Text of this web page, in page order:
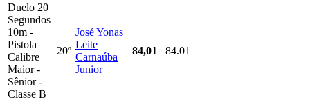
Duelo 20
Segundos
10m -
Pistola
Calibre
Maior -
Sênior -
Classe B
20º
José Yonas
Leite
Carnaúba
Junior
84,01 84.01